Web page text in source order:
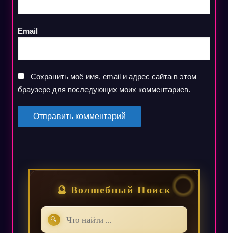
Email
Сохранить моё имя, email и адрес сайта в этом
браузере для последующих моих комментариев.
🔮 Волшебный Поиск
🔍